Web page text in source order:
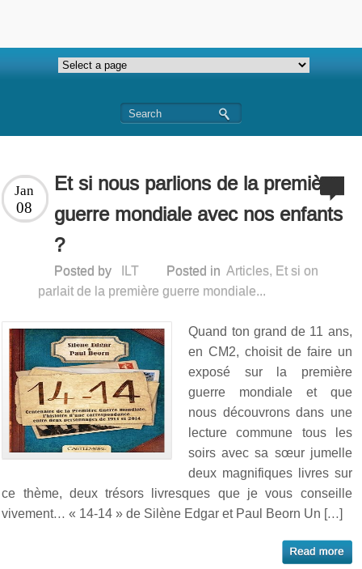
Et si nous parlions de la première
guerre mondiale avec nos enfants
?
Jan
08
Posted by ILT Posted in Articles, Et si on
parlait de la première guerre mondiale...
Quand ton grand de 11 ans,
en CM2, choisit de faire un
exposé sur la première
guerre mondiale et que
nous découvrons dans une
lecture commune tous les
soirs avec sa sœur jumelle
deux magnifiques livres sur
ce thème, deux trésors livresques que je vous conseille
vivement… « 14-14 » de Silène Edgar et Paul Beorn Un […]